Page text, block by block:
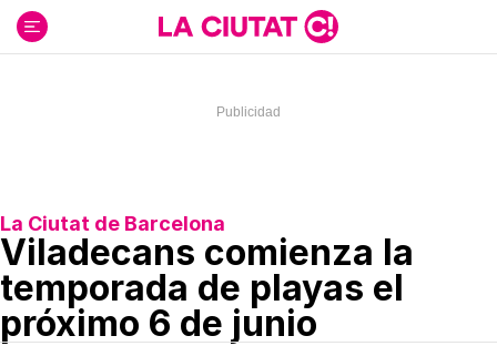
contenido
La Ciutat de Barcelona
Viladecans comienza la
temporada de playas el
próximo 6 de junio